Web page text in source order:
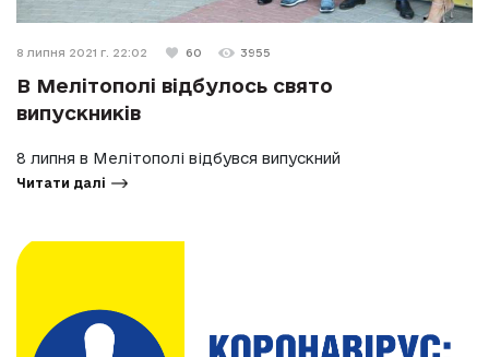
8 липня 2021 г. 22:02 60 3955
В Мелітополі відбулось свято
випускників
8 липня в Мелітополі відбувся випускний
Читати далі